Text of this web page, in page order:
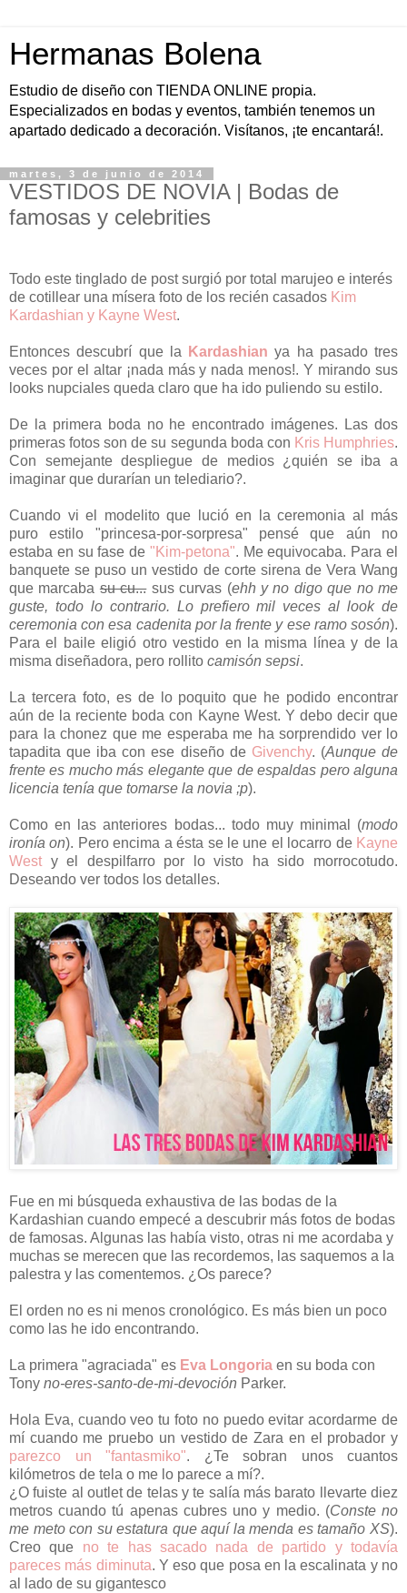
Hermanas Bolena
Estudio de diseño con TIENDA ONLINE propia.
Especializados en bodas y eventos, también tenemos un
apartado dedicado a decoración. Visítanos, ¡te encantará!.
martes, 3 de junio de 2014
VESTIDOS DE NOVIA | Bodas de
famosas y celebrities
Todo este tinglado de post surgió por total marujeo e interés
de cotillear una mísera foto de los recién casados Kim
Kardashian y Kayne West.
Entonces descubrí que la Kardashian ya ha pasado tres
veces por el altar ¡nada más y nada menos!. Y mirando sus
looks nupciales queda claro que ha ido puliendo su estilo.
De la primera boda no he encontrado imágenes. Las dos
primeras fotos son de su segunda boda con Kris Humphries.
Con semejante despliegue de medios ¿quién se iba a
imaginar que durarían un telediario?.
Cuando vi el modelito que lució en la ceremonia al más
puro estilo "princesa-por-sorpresa" pensé que aún no
estaba en su fase de "Kim-petona". Me equivocaba. Para el
banquete se puso un vestido de corte sirena de Vera Wang
que marcabasu cu...sus curvas (ehh y no digo que no me
guste, todo lo contrario. Lo prefiero mil veces al look de
ceremonia con esa cadenita por la frente y ese ramo sosón).
Para el baile eligió otro vestido en la misma línea y de la
misma diseñadora, pero rollito camisón sepsi.
La tercera foto, es de lo poquito que he podido encontrar
aún de la reciente boda con Kayne West. Y debo decir que
para la chonez que me esperaba me ha sorprendido ver lo
tapadita que iba con ese diseño de Givenchy. (Aunque de
frente es mucho más elegante que de espaldas pero alguna
licencia tenía que tomarse la novia ;p).
Como en las anteriores bodas... todo muy minimal (modo
ironía on). Pero encima a ésta se le une el locarro de Kayne
West y el despilfarro por lo visto ha sido morrocotudo.
Deseando ver todos los detalles.
Fue en mi búsqueda exhaustiva de las bodas de la
Kardashian cuando empecé a descubrir más fotos de bodas
de famosas. Algunas las había visto, otras ni me acordaba y
muchas se merecen que las recordemos, las saquemos a la
palestra y las comentemos. ¿Os parece?
El orden no es ni menos cronológico. Es más bien un poco
como las he ido encontrando.
La primera "agraciada" es Eva Longoria en su boda con
Tony no-eres-santo-de-mi-devoción Parker.
Hola Eva, cuando veo tu foto no puedo evitar acordarme de
mí cuando me pruebo un vestido de Zara en el probador y
parezco un "fantasmiko". ¿Te sobran unos cuantos
kilómetros de tela o me lo parece a mí?.
¿O fuiste al outlet de telas y te salía más barato llevarte diez
metros cuando tú apenas cubres uno y medio. (Conste no
me meto con su estatura que aquí la menda es tamaño XS).
Creo que no te has sacado nada de partido y todavía
pareces más diminuta. Y eso que posa en la escalinata y no
al lado de su gigantesco